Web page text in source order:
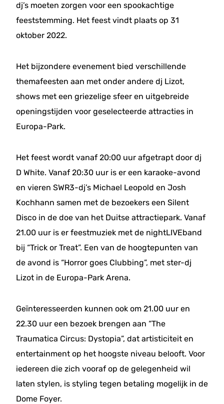
dj’s moeten zorgen voor een spookachtige
feeststemming. Het feest vindt plaats op 31
oktober 2022.
Het bijzondere evenement bied verschillende
themafeesten aan met onder andere dj Lizot,
shows met een griezelige sfeer en uitgebreide
openingstijden voor geselecteerde attracties in
Europa-Park.
Het feest wordt vanaf 20:00 uur afgetrapt door dj
D White. Vanaf 20:30 uur is er een karaoke-avond
en vieren SWR3-dj’s Michael Leopold en Josh
Kochhann samen met de bezoekers een Silent
Disco in de doe van het Duitse attractiepark. Vanaf
21.00 uur is er feestmuziek met de nightLIVEband
bij “Trick or Treat”. Een van de hoogtepunten van
de avond is “Horror goes Clubbing”, met ster-dj
Lizot in de Europa-Park Arena.
Geïnteresseerden kunnen ook om 21.00 uur en
22.30 uur een bezoek brengen aan “The
Traumatica Circus: Dystopia”, dat artisticiteit en
entertainment op het hoogste niveau belooft. Voor
iedereen die zich vooraf op de gelegenheid wil
laten stylen, is styling tegen betaling mogelijk in de
Dome Foyer.